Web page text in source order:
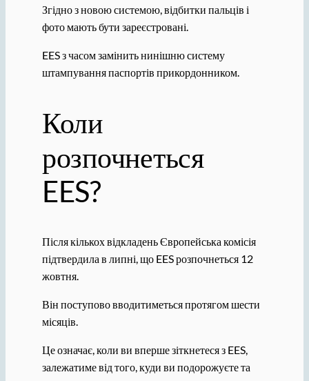
Згідно з новою системою, відбитки пальців і
фото мають бути зареєстровані.
EES з часом замінить нинішню систему
штампування паспортів прикордонником.
Коли
розпочнеться
EES?
Після кількох відкладень Європейська комісія
підтвердила в липні, що EES розпочнеться 12
жовтня.
Він поступово вводитиметься протягом шести
місяців.
Це означає, коли ви вперше зіткнетеся з EES,
залежатиме від того, куди ви подорожуєте та